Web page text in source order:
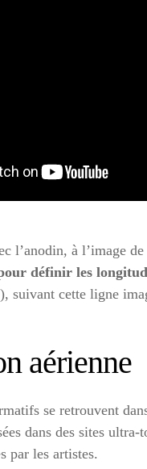
l’anodin, à l’image
définir les
suivant cette ligne
aérienne
se retrouvent
dans des sites
par les artistes.